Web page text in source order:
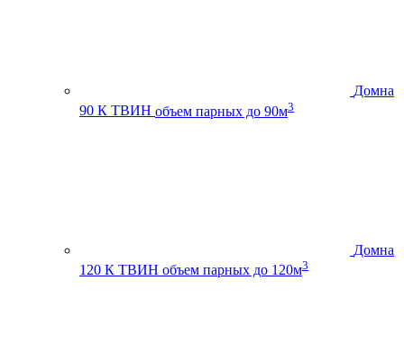
Домна
90 К ТВИН объем парных до 90м3
Домна
120 К ТВИН объем парных до 120м3